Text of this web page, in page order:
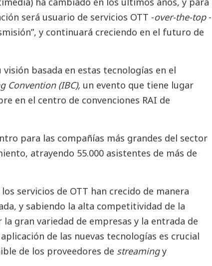
será usuario de servicios OTT -over-the-top -
y continuará creciendo en el futuro de
basada en estas tecnologías en el
Convention (IBC), un evento que tiene lugar
en el centro de convenciones RAI de
para las compañías más grandes del sector
atrayendo 55.000 asistentes de más de
servicios de OTT han crecido de manera
y sabiendo la alta competitividad de la
gran variedad de empresas y la entrada de
de las nuevas tecnologías es crucial
de los proveedores de streamingy